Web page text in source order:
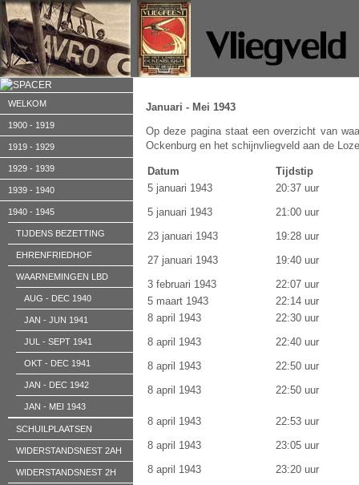
WELKOM
1900 - 1919
1919 - 1929
1929 - 1939
1939 - 1940
1940 - 1945
TIJDENS BEZETTING
EHRENFRIEDHOF
WAARNEMINGEN LBD
AUG - DEC 1940
JAN - JUN 1941
JUL - SEPT 1941
OKT - DEC 1941
JAN - DEC 1942
JAN - MEI 1943
SCHUILPLAATSEN
WIDERSTANDSNEST 2AH
WIDERSTANDSNEST 2H
Januari - Mei 1943
Op deze pagina staat een overzicht van
Ockenburg en het schijnvliegveld aan de
Datum
Tijdstip
5 januari 1943
20:37 uur
5 januari 1943
21:00 uur
23 januari 1943
19:28 uur
27 januari 1943
19:40 uur
3 februari 1943
22:07 uur
5 maart 1943
22:14 uur
8 april 1943
22:30 uur
8 april 1943
22:40 uur
8 april 1943
22:50 uur
8 april 1943
22:50 uur
8 april 1943
22:53 uur
8 april 1943
23:05 uur
8 april 1943
23:20 uur